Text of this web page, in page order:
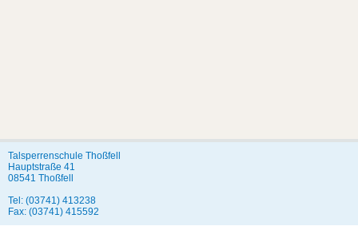
Talsperrenschule Thoßfell
Hauptstraße 41
08541 Thoßfell
Tel: (03741) 413238
Fax: (03741) 415592